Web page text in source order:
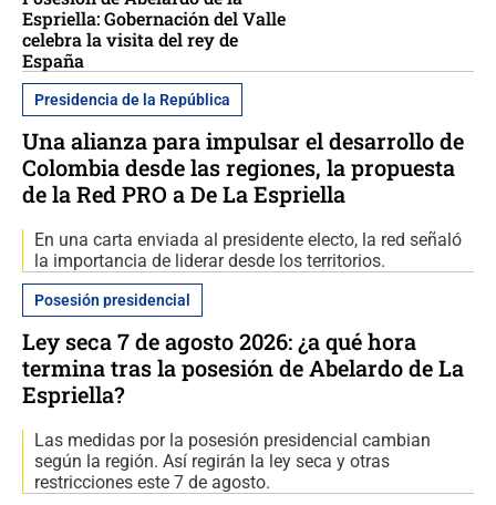
Espriella: Gobernación del Valle
celebra la visita del rey de
España
Presidencia de la República
Una alianza para impulsar el desarrollo de
Colombia desde las regiones, la propuesta
de la Red PRO a De La Espriella
En una carta enviada al presidente electo, la red señaló
la importancia de liderar desde los territorios.
Posesión presidencial
Ley seca 7 de agosto 2026: ¿a qué hora
termina tras la posesión de Abelardo de La
Espriella?
Las medidas por la posesión presidencial cambian
según la región. Así regirán la ley seca y otras
restricciones este 7 de agosto.